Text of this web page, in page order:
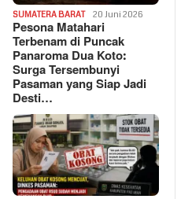
SUMATERA BARAT 20 Juni 2026
Pesona Matahari
Terbenam di Puncak
Panaroma Dua Koto:
Surga Tersembunyi
Pasaman yang Siap Jadi
Desti…